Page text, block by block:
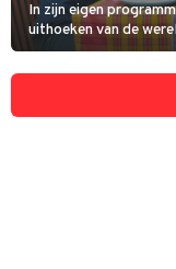
In zijn eigen
uithoeken van de
Vlaamse
naar een land waar